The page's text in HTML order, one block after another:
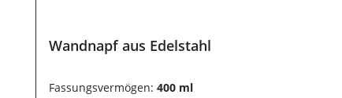
Wandnapf aus Edelstahl
Fassungsvermögen: 400 ml